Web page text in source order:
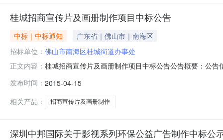
桂城招商宣传片及画册制作项目中标公告
中标｜中标通知
广东省｜佛山市｜南海区
招标单位： 佛山市南海区桂城街道办事处
正文内容： 桂城招商宣传片及画册制作项目中标公告公告概要：公
详见公告正文采购人联系方式详见公告正文代理机构名
限公司受佛山市南海区桂城街道办事处
发布时间： 2015-04-15
相关产品：
招商宣传片及画册制作
深圳中邦国际关于影视系列环保公益广告制作中标公